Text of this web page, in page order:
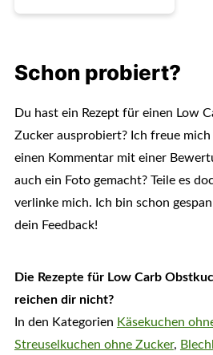
Schon probiert?
Du hast ein Rezept für einen Low
Zucker ausprobiert? Ich freue
einen Kommentar mit einer
auch ein Foto gemacht? Teile es
verlinke mich. Ich bin schon
dein Feedback!
Die Rezepte für Low Carb
reichen dir nicht?
In den Kategorien Käsekuchen
Streuselkuchen ohne Zucker,